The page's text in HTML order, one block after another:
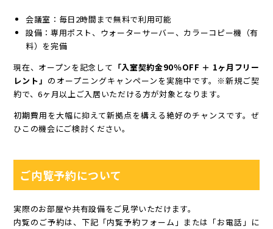
会議室：毎日2時間まで無料で利用可能
設備：専用ポスト、ウォーターサーバー、カラーコピー機（有
料）を完備
現在、オープンを記念して 「入室契約金90％OFF ＋ 1ヶ月フリー
レント」 のオープニングキャンペーンを実施中です。※新規ご契
約で、6ヶ月以上ご入居いただける方が対象となります。
初期費用を大幅に抑えて新拠点を構える絶好のチャンスです。ぜ
ひこの機会にご検討ください。
ご内覧予約について
実際のお部屋や共有設備をご見学いただけます。
内覧のご予約は、下記「内覧予約フォーム」または「お電話」に